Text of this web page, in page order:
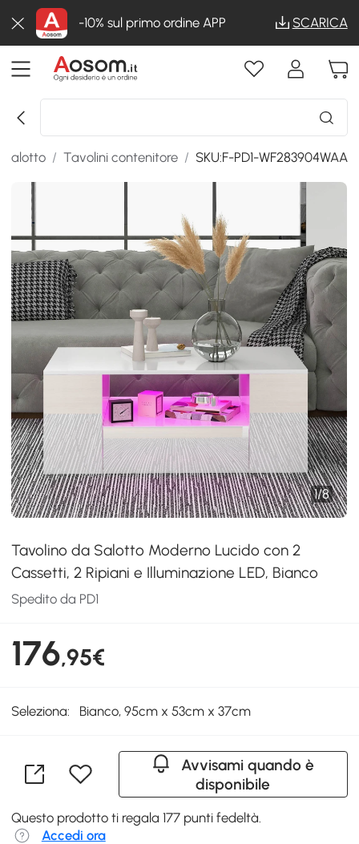
-10% sul primo ordine APP SCARICA
salotto / Tavolini contenitore / SKU:F-PD1-WF283904WAA
1/8
Tavolino da Salotto Moderno Lucido con 2
Cassetti, 2 Ripiani e Illuminazione LED, Bianco
Spedito da PD1
176,95€
Seleziona: Bianco, 95cm x 53cm x 37cm
Avvisami quando è
disponibile
Questo prodotto ti regala 177 punti fedeltà.
Accedi ora